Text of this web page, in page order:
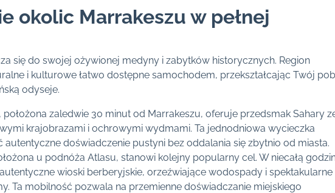
okolic Marrakeszu w pełnej
się do swojej ożywionej medyny i zabytków historycznych. Region
i kulturowe łatwo dostępne samochodem, przekształcając Twój
odyseje.
położona zaledwie 30 minut od Marrakeszu, oferuje przedsmak Sahary
krajobrazami i ochrowymi wydmami. Ta jednodniowa wycieczka
autentyczne doświadczenie pustyni bez oddalania się zbytnio od miasta.
u podnóża Atlasu, stanowi kolejny popularny cel. W niecałą
wioski berberyjskie, orzeźwiające wodospady i spektakularne
Ta mobilność pozwala na przemienne doświadczanie miejskiego